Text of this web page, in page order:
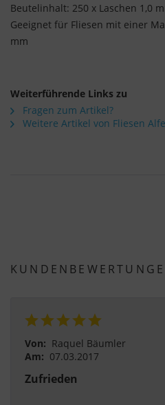
Beutelinhalt: 250 x Laschen 1,0
Geeignet für Fliesen mit einer
mm
Weiterführende Links zu
Fragen zum Artikel?
Weitere Artikel von Fliesen
Von: Raquel Bäumler
Am: 07.03.2017
Zufrieden